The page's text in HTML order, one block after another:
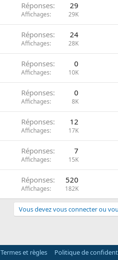
Réponses 29
Affichages 29K
Réponses 24
Affichages 28K
Réponses 0
Affichages 10K
Réponses 0
Affichages 8K
Réponses 12
Affichages 17K
Réponses 7
Affichages 15K
Réponses 520
Affichages 182K
Vous devez vous connecter ou
Termes et règles Politique de